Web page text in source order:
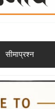
सीमाप्रश्न